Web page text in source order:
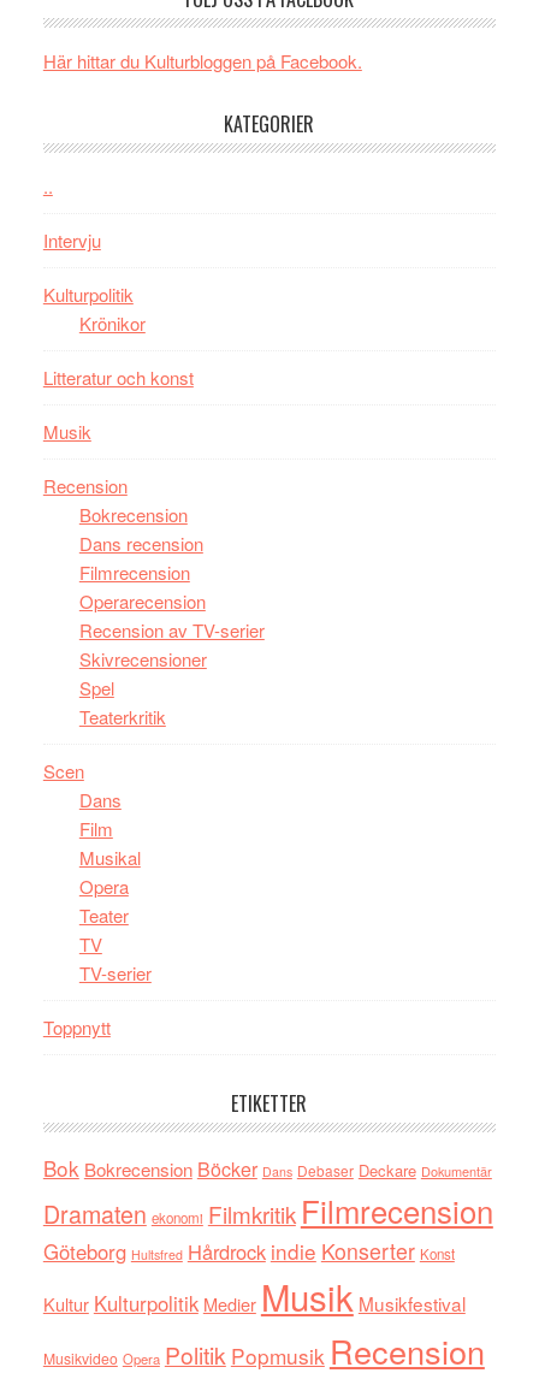
Brand
kan
Här hittar du Kulturbloggen på Facebook.
KATEGORIER
..
Intervju
Kulturpolitik
Krönikor
Litteratur och konst
Musik
Recension
Bokrecension
Dans recension
Filmrecension
Operarecension
Recension av TV-serier
Skivrecensioner
Spel
Teaterkritik
Scen
Dans
Film
Musikal
Opera
Teater
TV
TV-serier
Toppnytt
ETIKETTER
Bok Bokrecension Böcker Dans Debaser Deckare Dokumentär
Dramaten ekonomi Filmkritik Filmrecension
Göteborg Hultsfred Hårdrock indie Konserter Konst
Kultur Kulturpolitik Medier Musik Musikfestival
Musikvideo Opera Politik Popmusik Recension